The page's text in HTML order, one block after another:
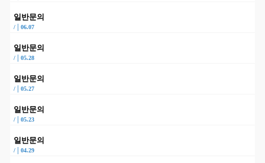
일반문의
/ 06.07
일반문의
/ 05.28
일반문의
/ 05.27
일반문의
/ 05.23
일반문의
/ 04.29